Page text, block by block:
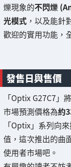
爍現象的不閃爍
光模式 ，以及能針
歡迎的實用功能，
發售日與售價
「Optix G27C7」
市場預測價格為約
「Optix」系列向
值，這次推出的曲
使用者市場吧。